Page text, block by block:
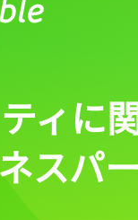
ィに
スパ